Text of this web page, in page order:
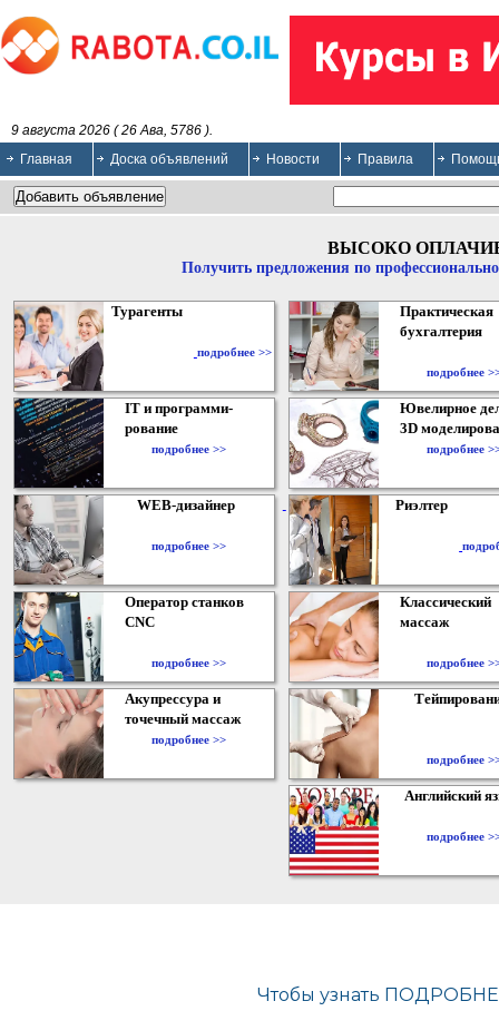
9 августа 2026 ( 26 Ава, 5786 ).
Главная
Доска объявлений Новости Правила
ВЫСОКО
Получить предложения по
Турагенты
подробнее >>
Практическая
бухгалтерия
подробнее
IT и программи-
рование
подробнее >>
Ювелирное
3D
подробнее
WEB-дизайнер
подробнее >>
Риэлтер
Оператор станков
CNC
подробнее >>
Классический
массаж
подробнее
Акупрессура и
точечный массаж
подробнее >>
подробнее
Английский
подробнее